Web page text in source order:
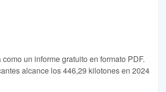
un informe gratuito en formato PDF.
alcance los 446,29 kilotones en 2024